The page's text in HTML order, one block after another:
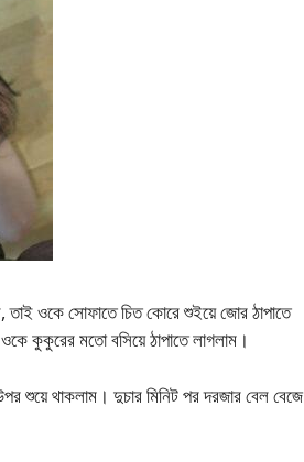
ওকে সোফাতে চিত কোরে শুইয়ে জোর ঠাপাতে
কুকুরের মতো বসিয়ে ঠাপাতে লাগলাম।
শুয়ে থাকলাম। দুচার মিনিট পর দরজার বেল বেজে